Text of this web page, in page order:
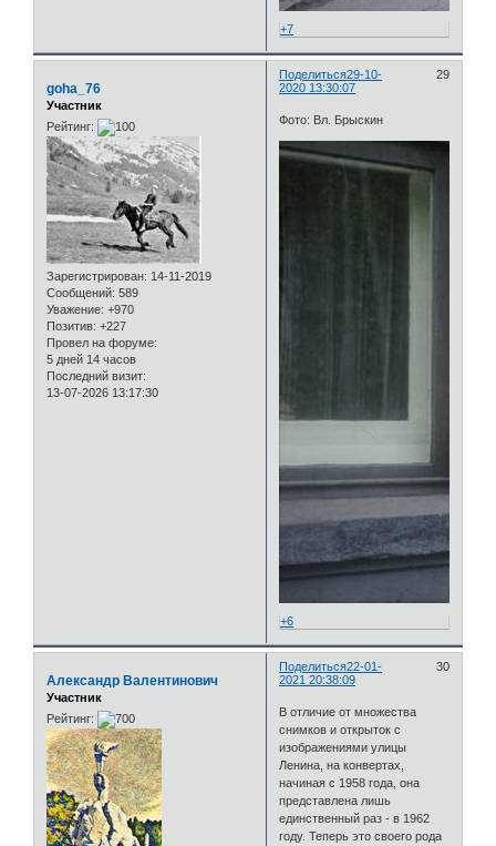
+7
Поделиться 29
29-10-
2020 13:30:07
goha_76
Участник
Рейтинг:
Зарегистрирован: 14-11-2019
Сообщений: 589
Уважение: +970
Позитив: +227
Провел на форуме:
5 дней 14 часов
Последний визит:
13-07-2026 13:17:30
Фото: Вл. Брыскин
+6
Поделиться 30
22-01-
2021 20:38:09
Александр Валентинович
Участник
Рейтинг:
В отличие от множества
снимков и открыток с
изображениями улицы
Ленина, на конвертах,
начиная с 1958 года, она
представлена лишь
единственный раз - в 1962
году. Теперь это своего рода